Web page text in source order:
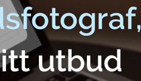
utbud